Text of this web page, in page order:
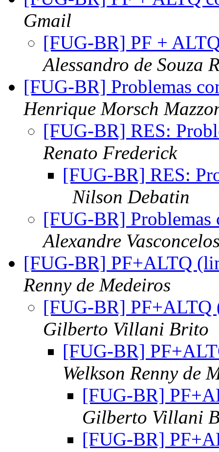
Gmail
[FUG-BR] PF +
Alessandro de Souza
[FUG-BR] Problemas
Henrique Morsch
[FUG-BR] RES:
Renato Frederick
[FUG-BR] RES:
Nilson Debatin
[FUG-BR]
Alexandre
[FUG-BR] PF+ALTQ
Renny de Medeiros
[FUG-BR] PF+ALTQ
Gilberto Villani Brito
[FUG-BR]
Welkson Renny de
[FUG-BR]
Gilberto Villani
[FUG-BR]